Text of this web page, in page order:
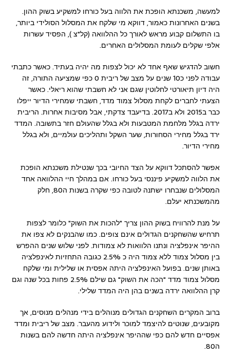
למעשה, משכנתא הופכת את הלווה בעל כורחו למשקיע בשוק ההון.
בשנים האחרונות כאמור, דווקא מי שלקח את המסלול הסולידי ביותר,
בו התשלום קבוע מראש לאורך כל ההלוואה (קל"צ ), הפסיד עשרות
אלפי שקלים לעומת המסלולים האחרים.
חשוב להדגיש שאף אחד לא יכול לצפות מה יהיה בעתיד. כאשר כתבתי
עבודה לפני כ10 שנים על מצב של ריבית 0 כפי שמציעה התורה, זה
היה דיון תיאורטי לחלוטין שגם אני לא חשבתי שהוא ריאלי. כאשר
הצעתי לחברים לקחת מסלול צמוד מדד, חשבתי שמחירי הדיור ייפלו
כבר ב2015 ולא ב2017. בדיעבד צדקתי, אבל מסיבות אחרות. הריבית
ירדה בגלל מלחמת המטבעות ולא בגלל שהעולם חזר בתשובה. המדד
ירד בגלל מחירי הסחורות, שער השקל ותהליכים עולמיים, ולא בגלל
מחירי הדיור.
אפשר להסתכל דווקא על הצד החיובי בכך שנטילת משכנתא הופכת
את הלווה למשקיע פיננסי בעל כורחו. אם במהלך חיי ההלוואה אחד
המסלולים שנבחרו ישתנה לטובה כפי שקרה בשנות ה80, חלק
מהמשכנתא יעלם.
על מנת להרוויח בשוק ההון צריך "להכות את השוק" כלומר לצפות
תרחיש שהשחקנים הגדולים אינם צופים. כמו שהבנקים לא צפו את
ההיפר אינפלציה ונתנו הלוואות לא צמודות. לפני שלוש שנים ההפרש
בין מסלול צמוד ללא צמוד היה כ 2.5% כגובה התחזיות לאינפלציה
באותן שנים. בפועל האינפלציה היתה אפסית או שלילית ומי שלקח
מסלול צמוד מדד "הכה את השוק" גם שילם 2.5% פחות בכל שנה וגם
קרן ההלוואה ירדה בשנים בהן היה המדד שלילי.
ברוב המקרים השחקנים הגדולים מנוהלים בידי מנהלים מנוסים, אך
מקובעים, שנוטים להיצמד למוכר ולידוע מהעבר. מצב של ריבית ומדד
אפסיים חדש להם כפי שההיפר אינפלציה היתה חדשה להם בשנות
ה80.